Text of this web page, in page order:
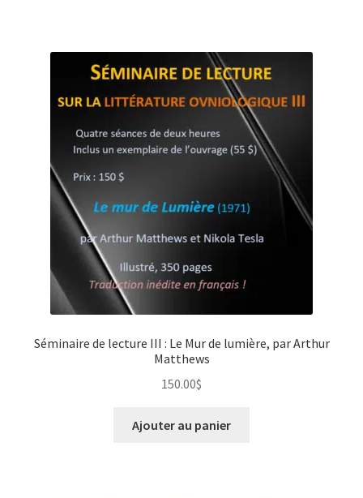
Séminaire de lecture III : Le Mur de lumière, par Arthur
Matthews
150.00$
Ajouter au panier